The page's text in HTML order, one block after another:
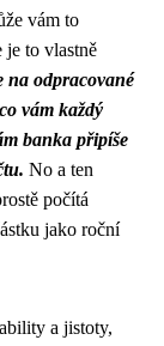
vám to
je to vlastně
na odpracované
vám každý
banka připíše
No a ten
počítá
jako roční
a jistoty,